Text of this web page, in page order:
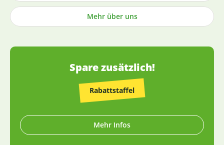
Produktbeschreibung). Die Herstellung von Kapseln und
Tabletten sowie die Abfüllung praktisch aller Produkte
erfolgt in Deutschland (die wenigen Ausnahmen sind
Mehr über uns
Spare zusätzlich!
Rabattstaffel
Mehr Infos